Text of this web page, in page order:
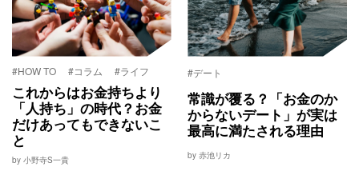
#HOW TO #コラム #ライフ
これからはお金持ちより
「人持ち」の時代？お金
だけあってもできないこ
と
by 小野寺S一貴
#デート
常識が覆る？「お金のか
からないデート」が実は
最高に満たされる理由
by 赤池リカ